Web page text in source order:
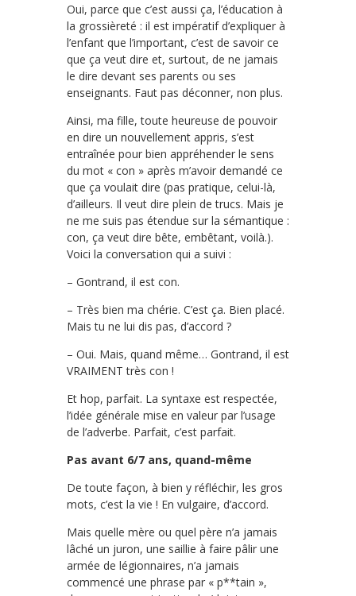
Oui, parce que c’est aussi ça, l’éducation à
la grossièreté : il est impératif d’expliquer à
l’enfant que l’important, c’est de savoir ce
que ça veut dire et, surtout, de ne jamais
le dire devant ses parents ou ses
enseignants. Faut pas déconner, non plus.
Ainsi, ma fille, toute heureuse de pouvoir
en dire un nouvellement appris, s’est
entraînée pour bien appréhender le sens
du mot « con » après m’avoir demandé ce
que ça voulait dire (pas pratique, celui-là,
d’ailleurs. Il veut dire plein de trucs. Mais je
ne me suis pas étendue sur la sémantique :
con, ça veut dire bête, embêtant, voilà.).
Voici la conversation qui a suivi :
– Gontrand, il est con.
– Très bien ma chérie. C’est ça. Bien placé.
Mais tu ne lui dis pas, d’accord ?
– Oui. Mais, quand même… Gontrand, il est
VRAIMENT très con !
Et hop, parfait. La syntaxe est respectée,
l’idée générale mise en valeur par l’usage
de l’adverbe. Parfait, c’est parfait.
Pas avant 6/7 ans, quand-même
De toute façon, à bien y réfléchir, les gros
mots, c’est la vie ! En vulgaire, d’accord.
Mais quelle mère ou quel père n’a jamais
lâché un juron, une saillie à faire pâlir une
armée de légionnaires, n’a jamais
commencé une phrase par « p**tain »,